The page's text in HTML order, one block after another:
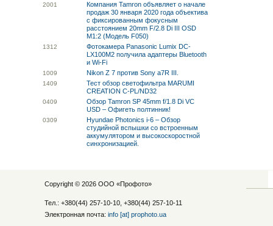
2001
Компания Tamron объявляет о начале
продаж 30 января 2020 года объектива
с фиксированным фокусным
расстоянием 20mm F/2.8 Di III OSD
M1:2 (Модель F050)
1312
Фотокамера Panasonic Lumix DC-
LX100M2 получила адаптеры Bluetooth
и Wi-Fi
1009 Nikon Z 7 против Sony a7R III.
1409
Тест обзор светофильтра MARUMI
CREATION C-PL/ND32
0409
Обзор Tamron SP 45mm f/1.8 Di VC
USD – Офигеть полтинник!
0309
Hyundae Photonics i-6 – Обзор
студийной вспышки со встроенным
аккумулятором и высокоскоростной
синхронизацией.
Copyright © 2026 ООО «Профото»
Тел.: +380(44) 257-10-10, +380(44) 257-10-11
Электронная почта: info [at] prophoto.ua